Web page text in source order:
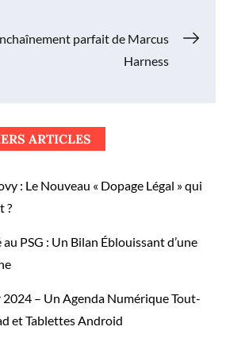
parfait de Marcus
Harness
ARTICLES
: Le Nouveau « Dopage Légal » qui
?
PSG : Un Bilan Éblouissant d’une
– Un Agenda Numérique Tout-
et Tablettes Android